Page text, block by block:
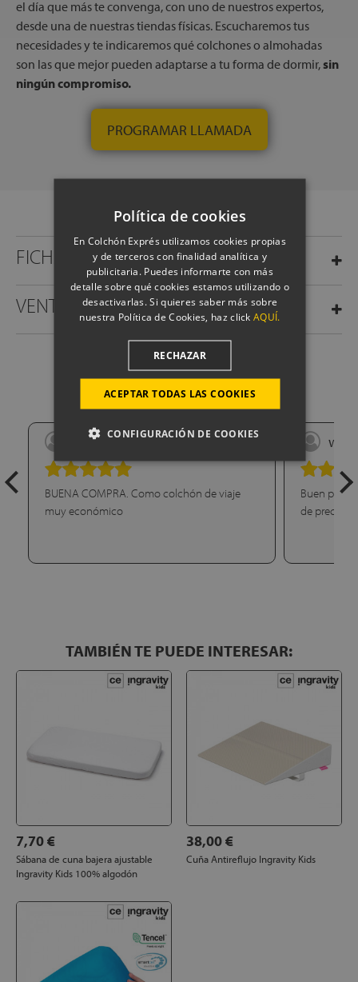
el día que más te convenga, con uno de nuestros expertos,
desde una de nuestras tiendas físicas. Escucharemos tus
necesidades y te indicaremos qué colchones o almohadas
son las que mejor pueden adaptarse a tu forma de dormir,sin
ningún compromiso.
PROGRAMAR LLAMADA
FICHA TÉCNICA
VENTAJAS
OPINIONES DE CLIENTES
lara
BUENA COMPRA. Como colchón de viaje
muy económico
Buen
de precio.
TAMBIÉN TE PUEDE INTERESAR:
7,70 €
Sábana de cuna bajera ajustable
Ingravity Kids 100% algodón
38,00 €
Cuña Antireflujo Ingravity Kids
Política de cookies
En Colchón Exprés utilizamos cookies propias
y de terceros con finalidad analítica y
publicitaria. Puedes informarte con más
detalle sobre qué cookies estamos utilizando o
desactivarlas. Si quieres saber más sobre
nuestra Política de Cookies, haz clickAQUÍ.
ACEPTAR TODAS LAS COOKIES
RECHAZAR
CONFIGURACIÓN DE COOKIES